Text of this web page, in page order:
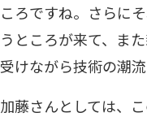
ころですね。さらに
うところが来て、ま
受けながら技術の潮
加藤さんとしては、